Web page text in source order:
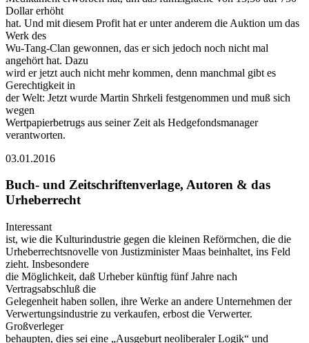
Dollar erhöht
hat. Und mit diesem Profit hat er unter anderem die Auktion um das
Werk des
Wu-Tang-Clan gewonnen, das er sich jedoch noch nicht mal
angehört hat. Dazu
wird er jetzt auch nicht mehr kommen, denn manchmal gibt es
Gerechtigkeit in
der Welt: Jetzt wurde Martin Shrkeli festgenommen und muß sich
wegen
Wertpapierbetrugs aus seiner Zeit als Hedgefondsmanager
verantworten.
03.01.2016
Buch- und Zeitschriftenverlage, Autoren & das
Urheberrecht
Interessant
ist, wie die Kulturindustrie gegen die kleinen Reförmchen, die die
Urheberrechtsnovelle von Justizminister Maas beinhaltet, ins Feld
zieht. Insbesondere
die Möglichkeit, daß Urheber künftig fünf Jahre nach
Vertragsabschluß die
Gelegenheit haben sollen, ihre Werke an andere Unternehmen der
Verwertungsindustrie zu verkaufen, erbost die Verwerter.
Großverleger
behaupten, dies sei eine „Ausgeburt neoliberaler Logik“ und